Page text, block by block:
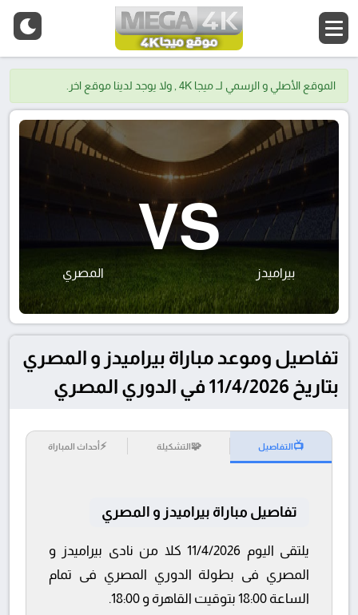
الموقع الأصلي و الرسمي لــ ميجا 4K , ولا يوجد لدينا موقع اخر.
بيراميدز
VS
المصري
تفاصيل وموعد مباراة بيراميدز و المصري
بتاريخ 11/4/2026 في الدوري المصري
📺التفاصيل 🧩التشكيلة ⚡أحداث المباراة
تفاصيل مباراة بيراميدز و المصري
يلتقى اليوم 11/4/2026 كلا من نادى بيراميدز و
المصري فى بطولة الدوري المصري فى تمام
الساعة 18:00 بتوقيت القاهرة و 18:00.